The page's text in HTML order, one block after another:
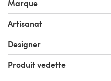
Clue 2:3rd of November,
Clue 3: 17th of November,
Clue 4: 1st of December, 2017
As an added bonus, with
a section on modifications
minor changes as you go
Marque
Artisanat
Designer
Produit vedette